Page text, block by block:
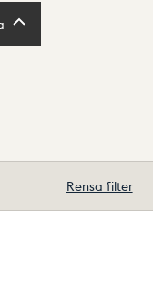
Rensa filter